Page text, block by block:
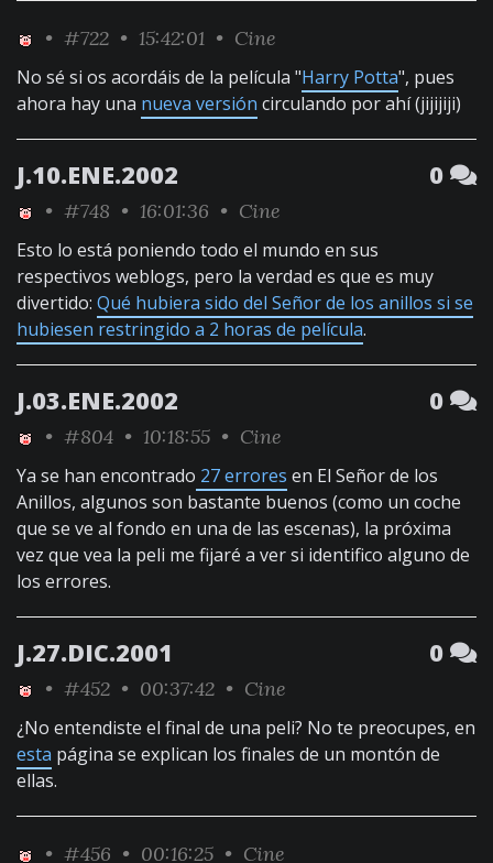
• #722 • 15:42:01 • Cine
No sé si os acordáis de la película "Harry Potta", pues
ahora hay una nueva versión circulando por ahí (jijijiji)
J.10.ENE.2002 0
• #748 • 16:01:36 • Cine
Esto lo está poniendo todo el mundo en sus
respectivos weblogs, pero la verdad es que es muy
divertido: Qué hubiera sido del Señor de los anillos si se
hubiesen restringido a 2 horas de película.
J.03.ENE.2002 0
• #804 • 10:18:55 • Cine
Ya se han encontrado 27 errores en El Señor de los
Anillos, algunos son bastante buenos (como un coche
que se ve al fondo en una de las escenas), la próxima
vez que vea la peli me fijaré a ver si identifico alguno de
los errores.
J.27.DIC.2001 0
• #452 • 00:37:42 • Cine
¿No entendiste el final de una peli? No te preocupes, en
esta página se explican los finales de un montón de
ellas.
• #456 • 00:16:25 • Cine